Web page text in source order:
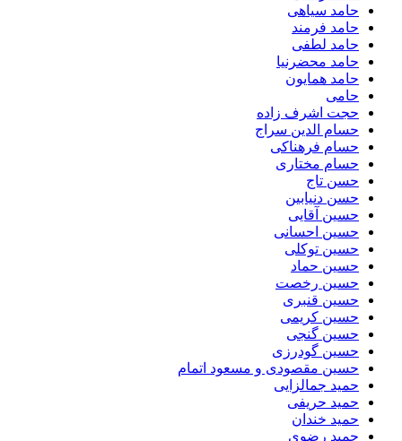
حامد سیاهی
حامد فرمند
حامد لطفی
حامد محضرنیا
حامد همایون
حامی
حجت اشرف زاده
حسام الدین سراج
حسام فرهناکی
حسام مختاری
حسن تاج
حسن دنیابین
حسین آقایی
حسین احسانی
حسین توکلی
حسین حماد
حسین رخصت
حسین قنبری
حسین کریمی
حسین گنجی
حسین گودرزی
حسین مقصودی و مسعود اتمام
حمید جمالزایی
حمید حریفی
حمید خندان
حمید رضوی